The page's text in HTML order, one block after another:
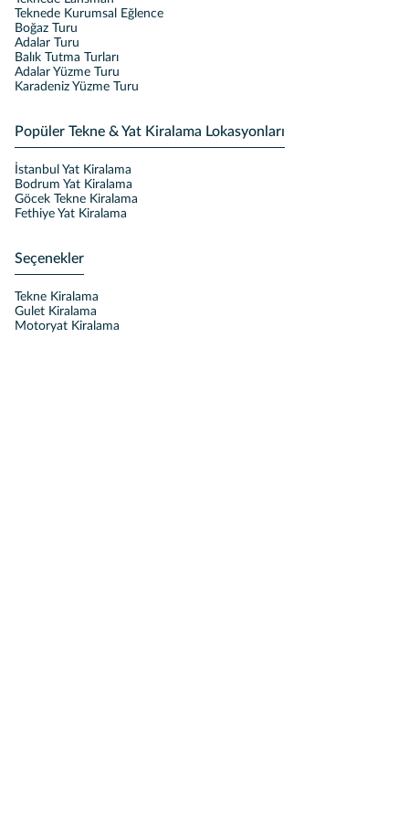
Teknede Kurumsal Eğlence
Boğaz Turu
Adalar Turu
Balık Tutma Turları
Adalar Yüzme Turu
Karadeniz Yüzme Turu
Popüler Tekne & Yat Kiralama Lokasyonları
İstanbul Yat Kiralama
Bodrum Yat Kiralama
Göcek Tekne Kiralama
Fethiye Yat Kiralama
Seçenekler
Tekne Kiralama
Gulet Kiralama
Motoryat Kiralama